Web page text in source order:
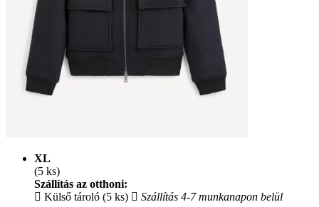
XL
(5 ks)
Szállítás az otthoni:
Külső tároló (5 ks)
Szállítás 4-7 munkanapon belül